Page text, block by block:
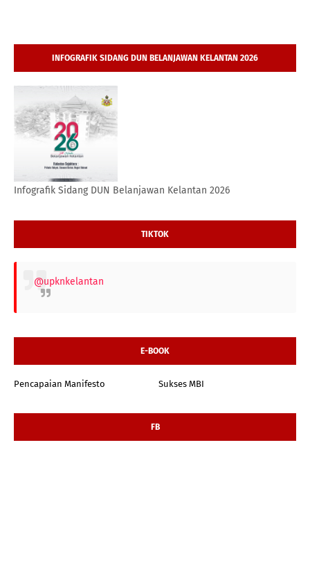
INFOGRAFIK SIDANG DUN BELANJAWAN KELANTAN 2026
Infografik Sidang DUN Belanjawan Kelantan 2026
TIKTOK
@upknkelantan
E-BOOK
Pencapaian Manifesto Sukses MBI
FB